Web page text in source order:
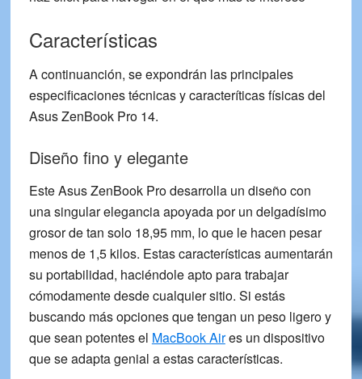
Características
A continuanción, se expondrán las principales
especificaciones técnicas y caracteríticas físicas del
Asus ZenBook Pro 14.
Diseño fino y elegante
Este Asus ZenBook Pro desarrolla un diseño con
una singular elegancia apoyada por un delgadísimo
grosorde tan solo 18,95 mm, lo que le hacen pesar
menos de 1,5 kilos. Estas características aumentarán
su portabilidad, haciéndole apto para trabajar
cómodamente desde cualquier sitio. Si estás
buscando más opciones que tengan un peso ligero y
que sean potentes el MacBook Aires un dispositivo
que se adapta genial a estas características.